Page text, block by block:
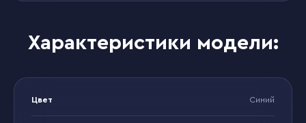
Характеристики модели:
Цвет Синий